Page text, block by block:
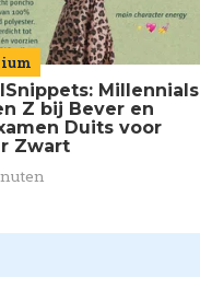
Millennials
Z bij Bever en
Duits voor
Zwart